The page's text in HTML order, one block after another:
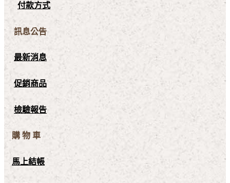
付款方式
訊息公告
最新消息
促銷商品
檢驗報告
購 物 車
馬上結帳